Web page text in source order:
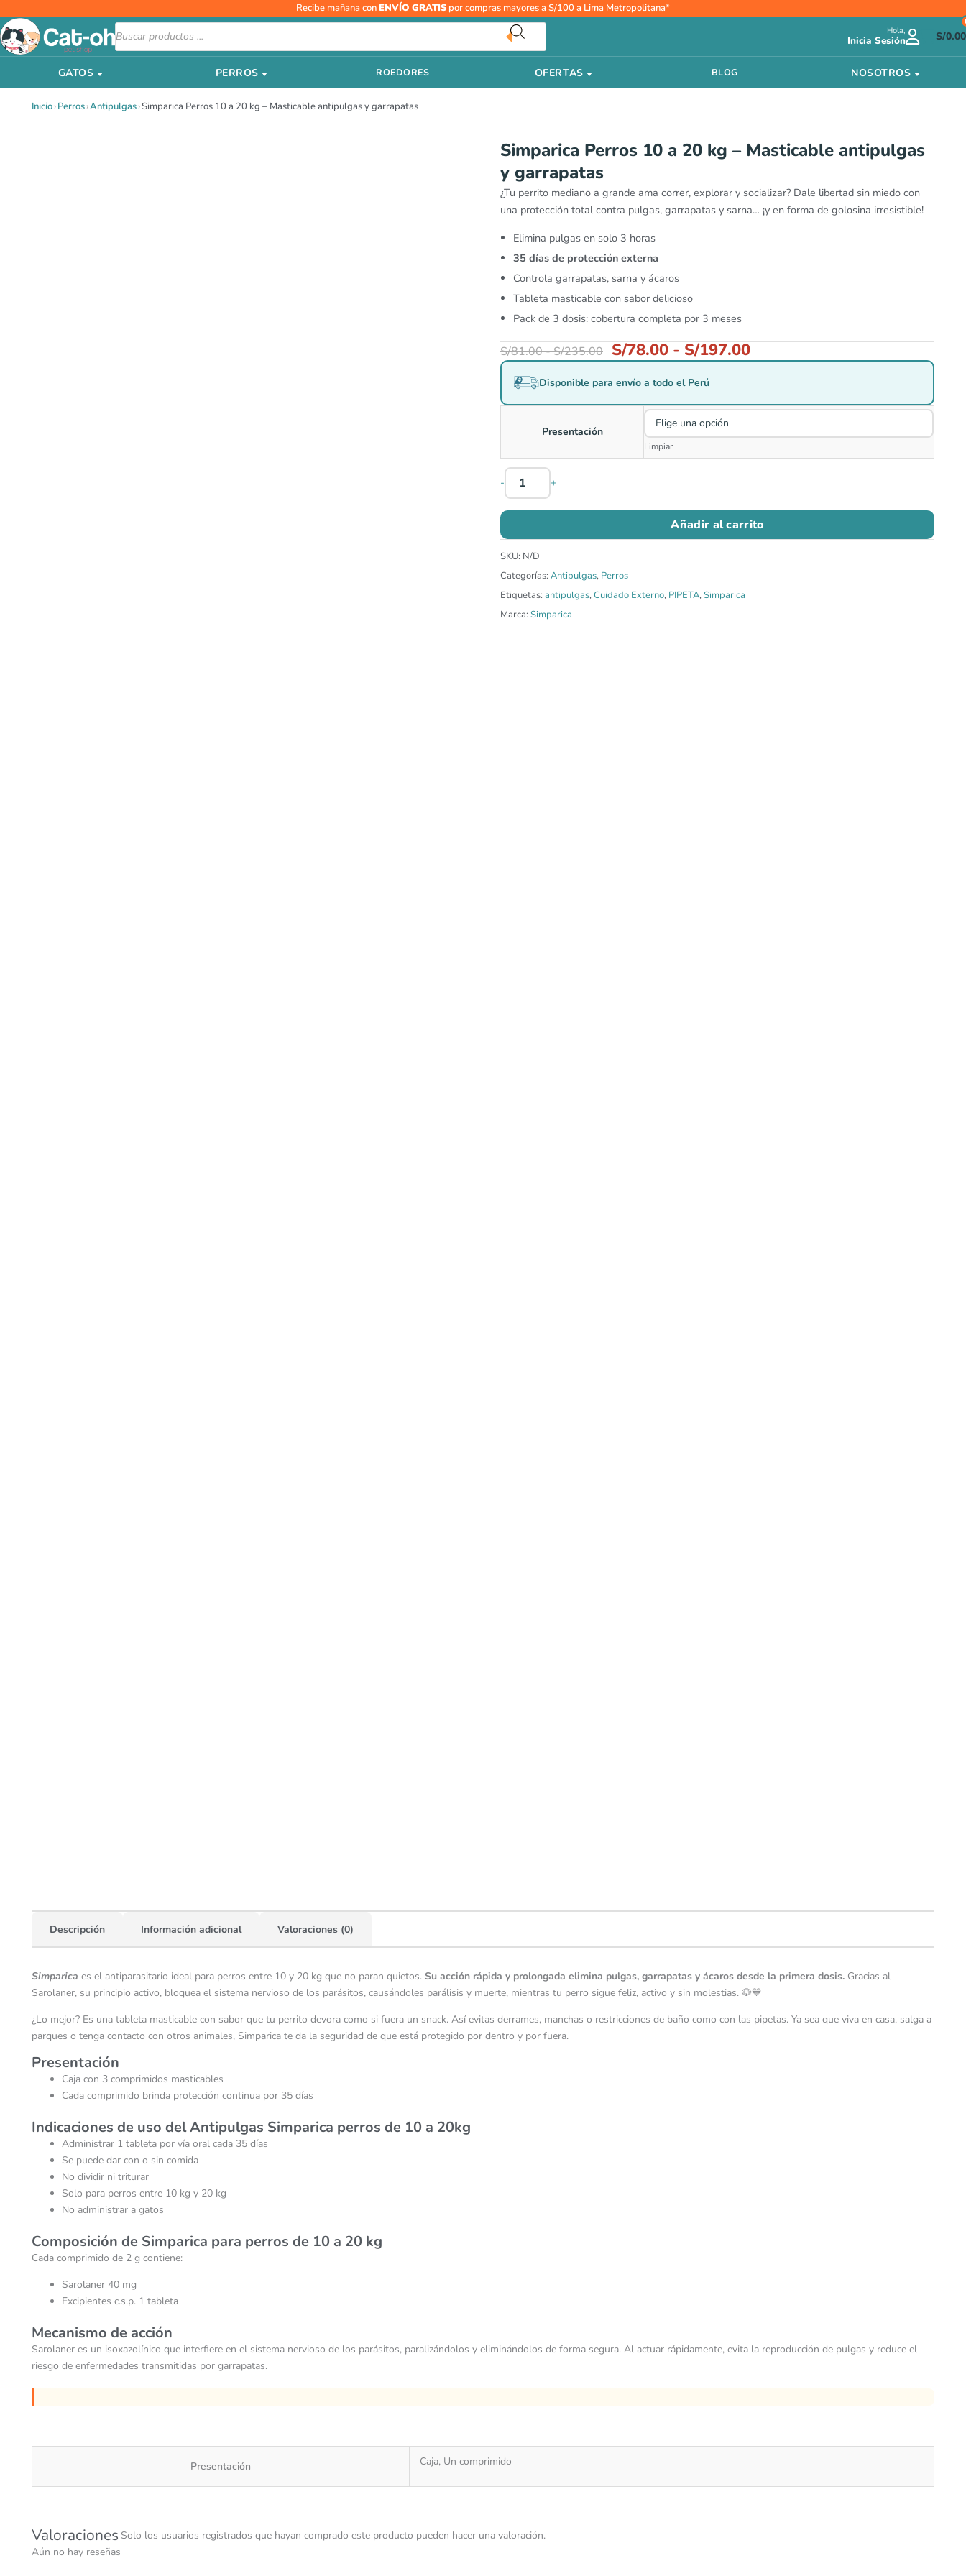
al
contenido
Recibe mañana conENVÍO GRATIS por compras mayores a S/100 a Lima Metropolitana*
Búsqueda
de
productos
Hola,
Inicia Sesión S/0.00
GATOS PERROS ROEDORES OFERTAS BLOG NOSOTROS
Inicio›Perros›Antipulgas›Simparica Perros 10 a 20 kg – Masticable antipulgas y garrapatas
Simparica Perros 10 a 20 kg – Masticable antipulgas
y garrapatas
¿Tu perrito mediano a grande ama correr, explorar y socializar? Dale libertad sin miedo con
una protección total contra pulgas, garrapatas y sarna… ¡y en forma de golosina irresistible!
Elimina pulgas en solo 3 horas
35 días de protección externa
Controla garrapatas, sarna y ácaros
Tableta masticable con sabor delicioso
Pack de 3 dosis: cobertura completa por 3 meses
S/81.00-S/235.00 S/78.00 - S/197.00
Disponible para envío a todo el Perú
Presentación
Limpiar
-
Simparica
Perros
10
a
kg
antipulgas
y
garrapatas
cantidad
+
Añadir al carrito
SKU: N/D
Categorías: Antipulgas, Perros
Etiquetas: antipulgas,Cuidado Externo, PIPETA,Simparica
Marca: Simparica
Descripción Información adicional Valoraciones (0)
Simparica es el antiparasitario ideal para perros entre 10 y 20 kg que no paran quietos. Su acción rápida y prolongada elimina pulgas, garrapatas y ácaros desde la primera dosis. Gracias al
Sarolaner, su principio activo, bloquea el sistema nervioso de los parásitos, causándoles parálisis y muerte, mientras tu perro sigue feliz, activo y sin molestias. 🐶💙
¿Lo mejor? Es una tableta masticable con sabor que tu perrito devora como si fuera un snack. Así evitas derrames, manchas o restricciones de baño como con las pipetas. Ya sea que viva en casa, salga a
parques o tenga contacto con otros animales, Simparica te da la seguridad de que está protegido por dentro y por fuera.
Presentación
Caja con 3 comprimidos masticables
Cada comprimido brinda protección continua por 35 días
Indicaciones de uso del Antipulgas Simparica perros de 10 a 20kg
Administrar 1 tableta por vía oral cada 35 días
Se puede dar con o sin comida
No dividir ni triturar
Solo para perros entre 10 kg y 20 kg
No administrar a gatos
Composición de Simparica para perros de 10 a 20 kg
Cada comprimido de 2 g contiene:
Sarolaner 40 mg
Excipientes c.s.p. 1 tableta
Mecanismo de acción
Sarolaner es un isoxazolínico que interfiere en el sistema nervioso de los parásitos, paralizándolos y eliminándolos de forma segura. Al actuar rápidamente, evita la reproducción de pulgas y reduce el
riesgo de enfermedades transmitidas por garrapatas.
Presentación Caja, Un comprimido
Valoraciones
Aún no hay reseñas
Solo los usuarios registrados que hayan comprado este producto pueden hacer una valoración.